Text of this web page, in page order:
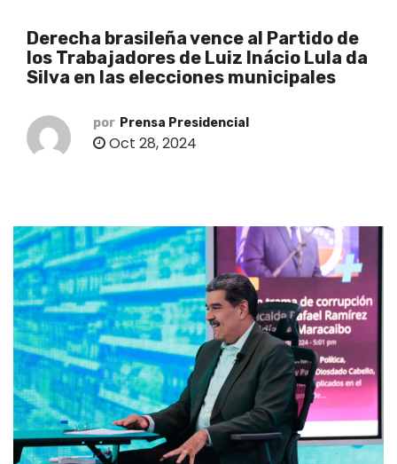
Derecha brasileña vence al Partido de
los Trabajadores de Luiz Inácio Lula da
Silva en las elecciones municipales
por Prensa Presidencial
Oct 28, 2024